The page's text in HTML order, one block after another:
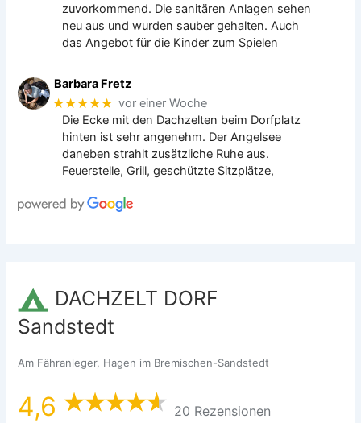
zuvorkommend. Die sanitären Anlagen sehen
neu aus und wurden sauber gehalten. Auch
das Angebot für die Kinder zum Spielen
Barbara Fretz
★★★★★ vor einer Woche
Die Ecke mit den Dachzelten beim Dorfplatz
hinten ist sehr angenehm. Der Angelsee
daneben strahlt zusätzliche Ruhe aus.
Feuerstelle, Grill, geschützte Sitzplätze,
DACHZELT DORF
Sandstedt
Am Fähranleger, Hagen im Bremischen-Sandstedt
4,6 20 Rezensionen